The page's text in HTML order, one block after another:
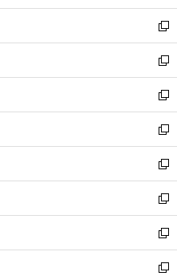
開
く
ウ
で
開
く
ン
ド
ウ
で
開
く
新
し
い
ウ
ィ
ン
ド
ウ
で
開
く
新
し
い
ウ
ィ
ン
ド
ウ
で
開
く
新
し
い
ウ
ィ
ン
ド
ウ
で
開
く
新
し
い
ウ
ィ
ン
ド
ウ
で
新
し
い
ウ
ィ
ン
ド
新
し
い
ウ
ィ
新
し
い
新